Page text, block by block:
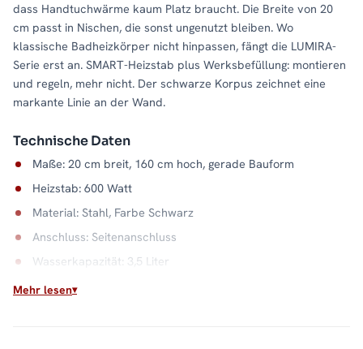
dass Handtuchwärme kaum Platz braucht. Die Breite von 20
cm passt in Nischen, die sonst ungenutzt bleiben. Wo
klassische Badheizkörper nicht hinpassen, fängt die LUMIRA-
Serie erst an. SMART-Heizstab plus Werksbefüllung: montieren
und regeln, mehr nicht. Der schwarze Korpus zeichnet eine
markante Linie an der Wand.
Technische Daten
Maße: 20 cm breit, 160 cm hoch, gerade Bauform
Heizstab: 600 Watt
Material: Stahl, Farbe Schwarz
Anschluss: Seitenanschluss
Wasserkapazität: 3,5 Liter
Wärme aus der Steckdose
Mehr lesen